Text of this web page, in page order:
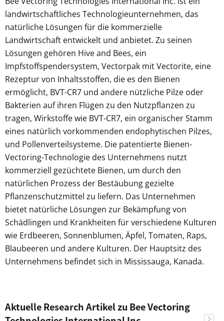
landwirtschaftliches Technologieunternehmen, das
natürliche Lösungen für die kommerzielle
Landwirtschaft entwickelt und anbietet. Zu seinen
Lösungen gehören Hive and Bees, ein
Impfstoffspendersystem, Vectorpak mit Vectorite, eine
Rezeptur von Inhaltsstoffen, die es den Bienen
ermöglicht, BVT-CR7 und andere nützliche Pilze oder
Bakterien auf ihren Flügen zu den Nutzpflanzen zu
tragen, Wirkstoffe wie BVT-CR7, ein organischer Stamm
eines natürlich vorkommenden endophytischen Pilzes,
und Pollenverteilsysteme. Die patentierte Bienen-
Vectoring-Technologie des Unternehmens nutzt
kommerziell gezüchtete Bienen, um durch den
natürlichen Prozess der Bestäubung gezielte
Pflanzenschutzmittel zu liefern. Das Unternehmen
bietet natürliche Lösungen zur Bekämpfung von
Schädlingen und Krankheiten für verschiedene Kulturen
wie Erdbeeren, Sonnenblumen, Äpfel, Tomaten, Raps,
Blaubeeren und andere Kulturen. Der Hauptsitz des
Unternehmens befindet sich in Mississauga, Kanada.
Aktuelle Research Artikel zu Bee Vectoring